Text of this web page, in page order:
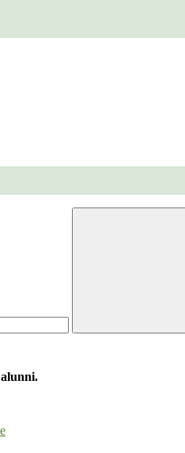
alunni.